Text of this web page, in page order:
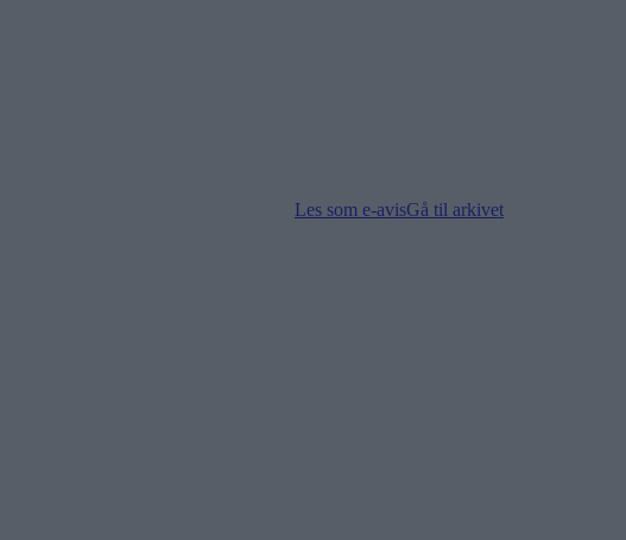
Les som e-avisGå til arkivet